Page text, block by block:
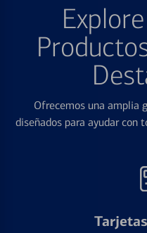
Ofrecemos una amplia
diseñados para ayudar con